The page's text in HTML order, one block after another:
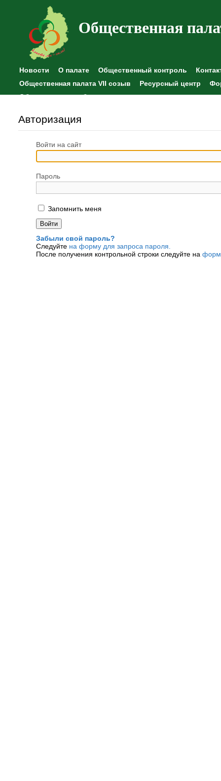
Общественная
Новости О палате Общественный контроль
Общественная палата VII созыв
Ресурсный центр
Общественные наблюдения
Авторизация
Войти на сайт
Пароль
Запомнить меня
Забыли свой пароль?
Следуйте на форму для запроса пароля.
После получения контрольной строки следуйте на